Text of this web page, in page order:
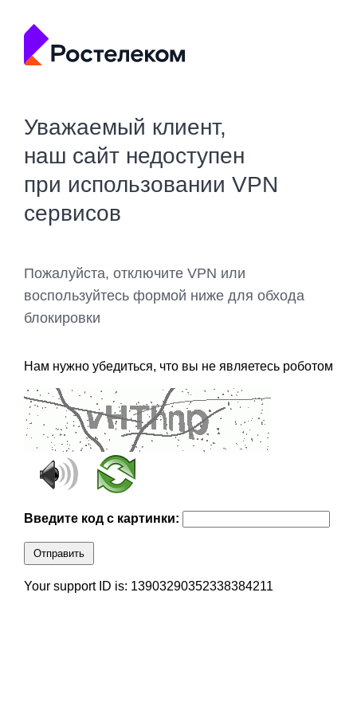
Уважаемый клиент,
наш сайт недоступен
при использовании VPN
сервисов
Пожалуйста, отключите VPN или
воспользуйтесь формой ниже для обхода
блокировки
Нам нужно убедиться, что вы не являетесь роботом
Введите код с картинки:
Отправить
Your support ID is: 13903290352338384211